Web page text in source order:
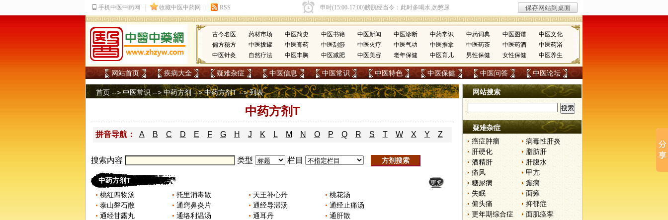
古今名医 药材市场 中医简史 中医书籍 中医新闻 中医诊断 中药常识 中药词典 中医图谱
中医文化
偏方秘方
中医拔罐 中医膏药 中医刮痧 中医火疗 中医气功 中医推拿 中医药茶 中医药酒
中医药浴
中医针灸
自然疗法 中医丰胸 中医减肥 中医美容 老年保健 中医育儿 男性保健 女性保健 中医养生
网站首页 疾病大全 疑难杂症 中医信息 中医常识 中医特色 中医保健 中医问答 中医论坛
首页 -->中医常识 -->中药方剂-->中药方剂T-->列表
中药方剂T
拼音导航： A B C D E F G H J K L M N O P Q R S T W X Y Z
搜索内容 类型 栏目
更多
中药方剂T
桃红四物汤
托里消毒散 天王补心丹
桃花汤
泰山磐石散
通窍鼻炎片 通经导滞汤
通经止痛汤
通经甘露丸
通络利温汤 通耳丹
通肝散
网站搜索
疑难杂症
癌症肿瘤
病毒性肝炎
肝硬化
脂肪肝
酒精肝
肝腹水
痛风
甲亢
糖尿病
癫痫
失眠
面瘫
偏头痛
抑郁症
更年期综合症
面肌痉挛